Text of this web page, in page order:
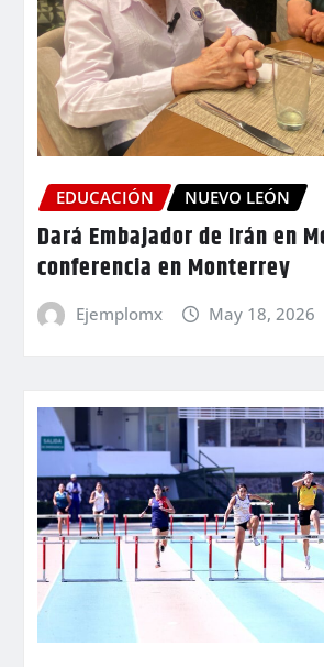
EDUCACIÓN NUEVO LEÓN
Dará Embajador de Irán en
conferencia en Monterrey
Ejemplomx May 18, 2026